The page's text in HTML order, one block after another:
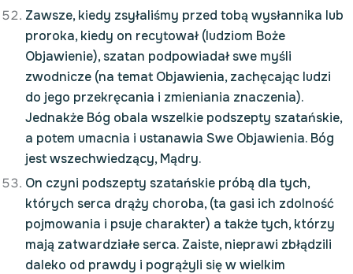
Zawsze, kiedy zsyłaliśmy przed tobą wysłannika lub
proroka, kiedy on recytował (ludziom Boże
Objawienie), szatan podpowiadał swe myśli
zwodnicze (na temat Objawienia, zachęcając ludzi
do jego przekręcania i zmieniania znaczenia).
Jednakże Bóg obala wszelkie podszepty szatańskie,
a potem umacnia i ustanawia Swe Objawienia. Bóg
jest wszechwiedzący, Mądry.
On czyni podszepty szatańskie próbą dla tych,
których serca drąży choroba, (ta gasi ich zdolność
pojmowania i psuje charakter) a także tych, którzy
mają zatwardziałe serca. Zaiste, nieprawi zbłądzili
daleko od prawdy i pogrążyli się w wielkim